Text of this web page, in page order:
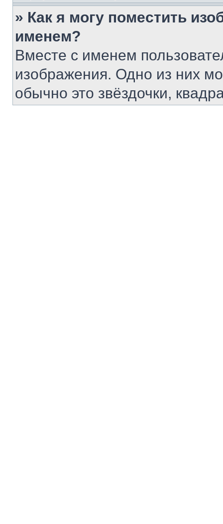
» Как я могу поместить
именем?
Вместе с именем
изображения. Одно из них
обычно это звёздочки,